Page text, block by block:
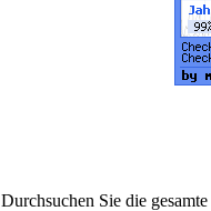
Durchsuchen Sie die